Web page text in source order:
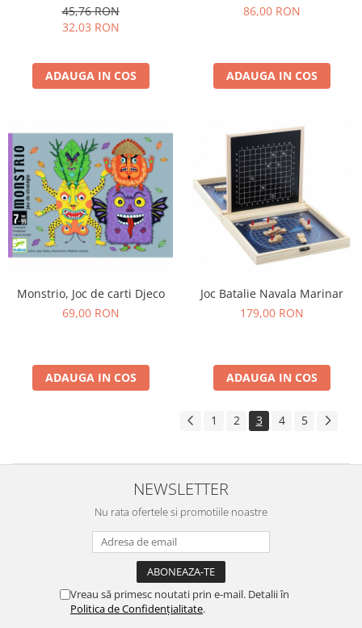
45,76 RON
32,03 RON
ADAUGA IN COS
86,00 RON
ADAUGA IN COS
Monstrio, Joc de carti Djeco
69,00 RON
ADAUGA IN COS
Joc Batalie Navala Marinar
179,00 RON
ADAUGA IN COS
1 2 3 4 5
NEWSLETTER
Nu rata ofertele si promotiile noastre
Vreau să primesc noutati prin e-mail. Detalii în
Politica de Confidențialitate.